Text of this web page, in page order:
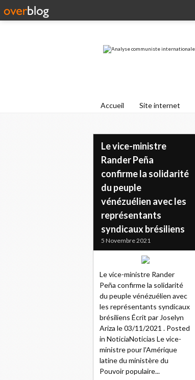
Accueil Site internet
Le vice-ministre
Rander Peña
confirme la solidarité
du peuple
vénézuélien avec les
représentants
syndicaux brésiliens
5 Novembre 2021
Le vice-ministre Rander
Peña confirme la solidarité
du peuple vénézuélien avec
les représentants syndicaux
brésiliens Écrit par Joselyn
Ariza le 03/11/2021 . Posted
in NoticiaNoticias Le vice-
ministre pour l'Amérique
latine du ministère du
Pouvoir populaire...